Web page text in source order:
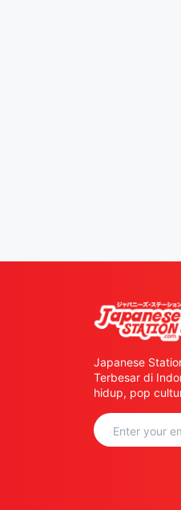
Japanese
Terbesar di
hidup, pop